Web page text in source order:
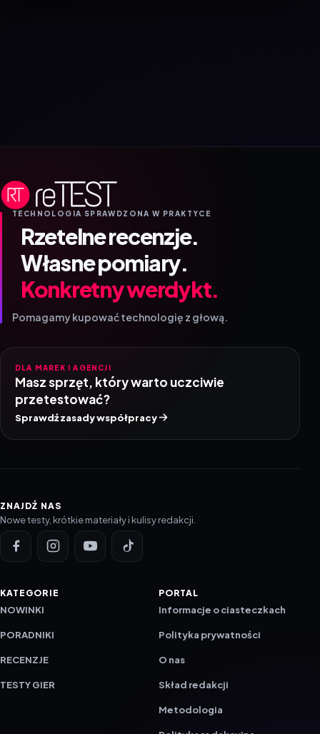
TECHNOLOGIA SPRAWDZONA W PRAKTYCE
Rzetelne recenzje.
Własne pomiary.
Konkretny werdykt.
Pomagamy kupować technologię z głową.
DLA MAREK I AGENCJI
Masz sprzęt, który warto uczciwie
przetestować?
Sprawdź zasady współpracy
ZNAJDŹ NAS
Nowe testy, krótkie materiały i kulisy redakcji.
KATEGORIE
NOWINKI
PORADNIKI
RECENZJE
TESTY GIER
PORTAL
Informacje o ciasteczkach
Polityka prywatności
O nas
Skład redakcji
Metodologia